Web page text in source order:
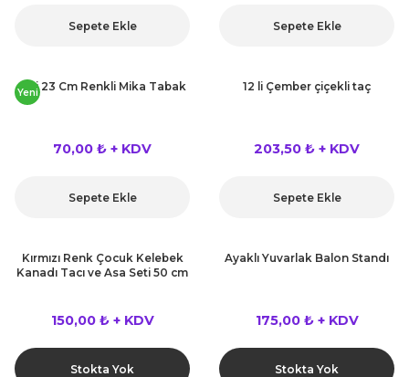
Sepete Ekle Sepete Ekle
Yeni
6 Li 23 Cm Renkli Mika Tabak
70,00 ₺ + KDV
Sepete Ekle
12 li Çember çiçekli taç
203,50 ₺ + KDV
Sepete Ekle
Kırmızı Renk Çocuk Kelebek
Kanadı Tacı ve Asa Seti 50 cm
150,00 ₺ + KDV
Stokta Yok
Ayaklı Yuvarlak Balon Standı
175,00 ₺ + KDV
Stokta Yok